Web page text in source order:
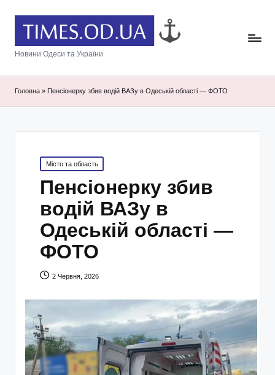
Новини Одеси та України
Головна » Пенсіонерку збив водій ВАЗу в Одеській області — ФОТО
Posted
in
Місто та область
Пенсіонерку збив
водій ВАЗу в
Одеській області —
ФОТО
2 Червня, 2026